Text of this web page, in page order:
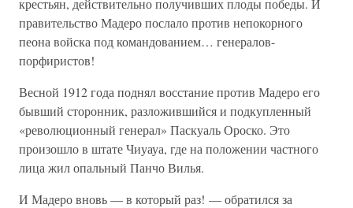
крестьян, действительно получивших плоды победы. И
правительство Мадеро послало против непокорного
пеона войска под командованием… генералов-
порфиристов!
Весной 1912 года поднял восстание против Мадеро его
бывший сторонник, разложившийся и подкупленный
«революционный генерал» Паскуаль Ороско. Это
произошло в штате Чиуауа, где на положении частного
лица жил опальный Панчо Вилья.
И Мадеро вновь — в который раз! — обратился за